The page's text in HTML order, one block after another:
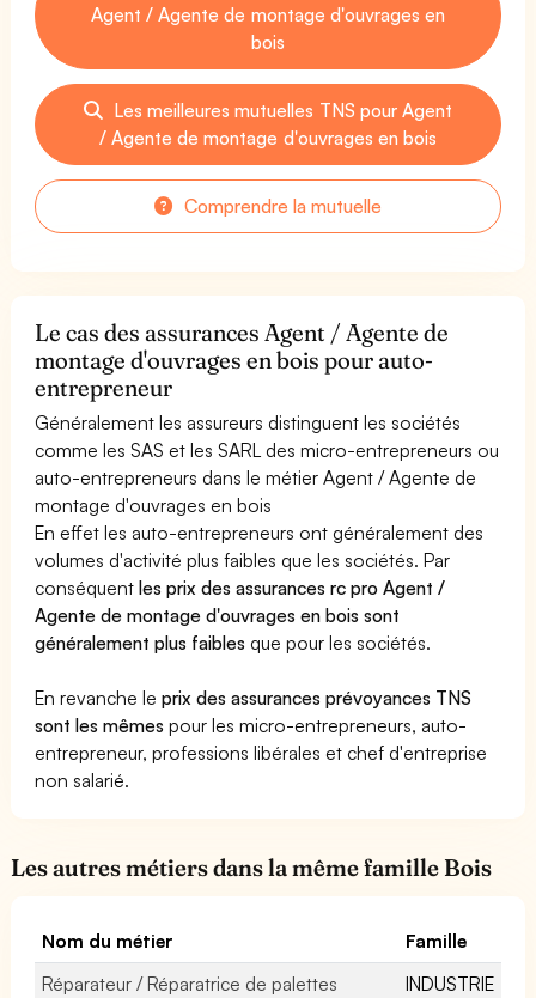
Agent / Agente de montage d'ouvrages en
bois
Les meilleures mutuelles TNS pour Agent
/ Agente de montage d'ouvrages en bois
Comprendre la mutuelle
Le cas des assurances Agent / Agente de
montage d'ouvrages en bois pour auto-
entrepreneur
Généralement les assureurs distinguent les sociétés
comme les SAS et les SARL des micro-entrepreneurs ou
auto-entrepreneurs dans le métier Agent / Agente de
montage d'ouvrages en bois
En effet les auto-entrepreneurs ont généralement des
volumes d'activité plus faibles que les sociétés. Par
conséquentles prix des assurances rc pro Agent /
Agente de montage d'ouvrages en bois sont
généralement plus faibles que pour les sociétés.
En revanche leprix des assurances prévoyances TNS
sont les mêmes pour les micro-entrepreneurs, auto-
entrepreneur, professions libérales et chef d'entreprise
non salarié.
Les autres métiers dans la même famille Bois
Nom du métier
Famille
Réparateur / Réparatrice de palettes
INDUSTRIE